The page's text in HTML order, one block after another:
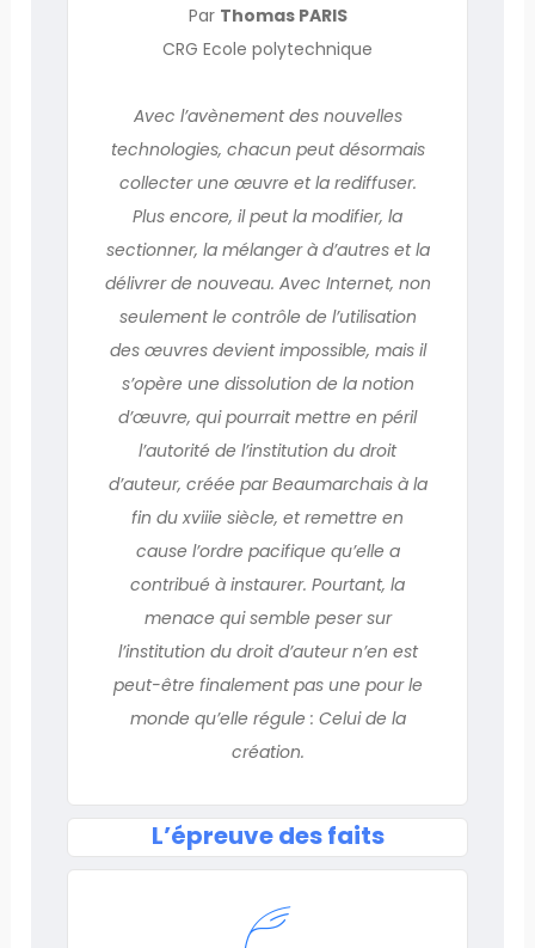
Par Thomas PARIS
CRG Ecole polytechnique
Avec l’avènement des nouvelles
technologies, chacun peut désormais
collecter une œuvre et la rediffuser.
Plus encore, il peut la modifier, la
sectionner, la mélanger à d’autres et la
délivrer de nouveau. Avec Internet, non
seulement le contrôle de l’utilisation
des œuvres devient impossible, mais il
s’opère une dissolution de la notion
d’œuvre, qui pourrait mettre en péril
l’autorité de l’institution du droit
d’auteur, créée par Beaumarchais à la
fin du xviiie siècle, et remettre en
cause l’ordre pacifique qu’elle a
contribué à instaurer. Pourtant, la
menace qui semble peser sur
l’institution du droit d’auteur n’en est
peut-être finalement pas une pour le
monde qu’elle régule : Celui de la
création.
L’épreuve des faits